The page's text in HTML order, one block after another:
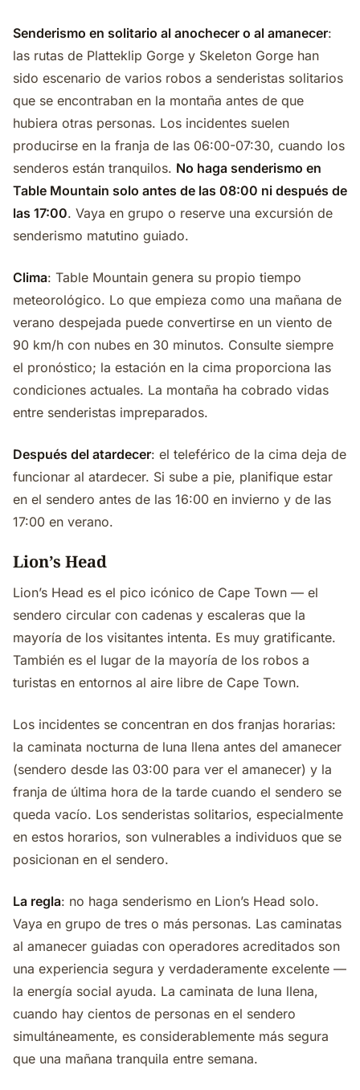
Senderismo en solitario al anochecer o al amanecer:
las rutas de Platteklip Gorge y Skeleton Gorge han
sido escenario de varios robos a senderistas solitarios
que se encontraban en la montaña antes de que
hubiera otras personas. Los incidentes suelen
producirse en la franja de las 06:00-07:30, cuando los
senderos están tranquilos. No haga senderismo en
Table Mountain solo antes de las 08:00 ni después de
las 17:00. Vaya en grupo o reserve una excursión de
senderismo matutino guiado.
Clima: Table Mountain genera su propio tiempo
meteorológico. Lo que empieza como una mañana de
verano despejada puede convertirse en un viento de
90 km/h con nubes en 30 minutos. Consulte siempre
el pronóstico; la estación en la cima proporciona las
condiciones actuales. La montaña ha cobrado vidas
entre senderistas impreparados.
Después del atardecer: el teleférico de la cima deja de
funcionar al atardecer. Si sube a pie, planifique estar
en el sendero antes de las 16:00 en invierno y de las
17:00 en verano.
Lion’s Head
Lion’s Head es el pico icónico de Cape Town — el
sendero circular con cadenas y escaleras que la
mayoría de los visitantes intenta. Es muy gratificante.
También es el lugar de la mayoría de los robos a
turistas en entornos al aire libre de Cape Town.
Los incidentes se concentran en dos franjas horarias:
la caminata nocturna de luna llena antes del amanecer
(sendero desde las 03:00 para ver el amanecer) y la
franja de última hora de la tarde cuando el sendero se
queda vacío. Los senderistas solitarios, especialmente
en estos horarios, son vulnerables a individuos que se
posicionan en el sendero.
La regla: no haga senderismo en Lion’s Head solo.
Vaya en grupo de tres o más personas. Las caminatas
al amanecer guiadas con operadores acreditados son
una experiencia segura y verdaderamente excelente —
la energía social ayuda. La caminata de luna llena,
cuando hay cientos de personas en el sendero
simultáneamente, es considerablemente más segura
que una mañana tranquila entre semana.